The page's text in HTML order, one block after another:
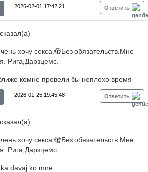
2026-02-01 17:42:21 Ответить
хочу секса.🫣Без обязательств.Мне
Рига,Дарзцемс.
комне провели бы неплохо время
2026-01-25 19:45:48 Ответить
хочу секса.🫣Без обязательств.Мне
Рига,Дарзцемс.
davaj ko mne